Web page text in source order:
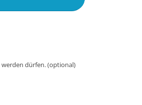
dürfen. (optional)